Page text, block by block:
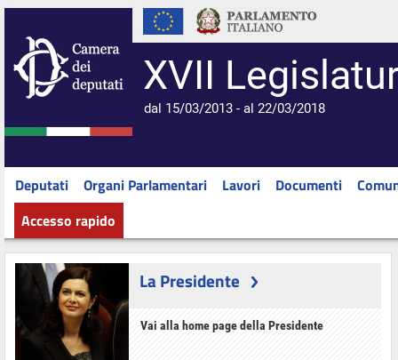
XVII
dal 15/03/2013 - al 22/03/2018
Deputati Organi Parlamentari Lavori Documenti
Accesso rapido
La Presidente
Vai alla home page della Presidente